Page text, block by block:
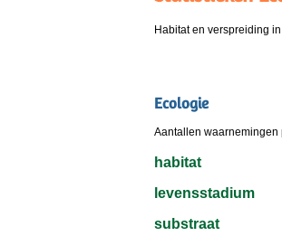
Habitat en verspreiding
Ecologie
Aantallen waarnemingen
habitat
levensstadium
substraat